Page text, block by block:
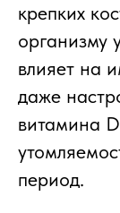
крепких
организму
влияет на
даже
витамина
период.